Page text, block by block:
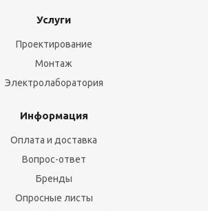
Услуги
Проектирование
Монтаж
Электролаборатория
Информация
Оплата и доставка
Вопрос-ответ
Бренды
Опросные листы